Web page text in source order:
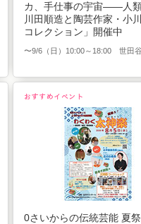
カ、手仕事の宇宙――人類
川田順造と陶芸作家・小
コレクション」開催中
〜9/6（日）10:00～18:00 世田
0さいからの伝統芸能 夏祭